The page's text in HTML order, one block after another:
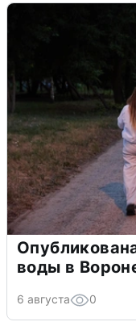
воды в
6 августа 0